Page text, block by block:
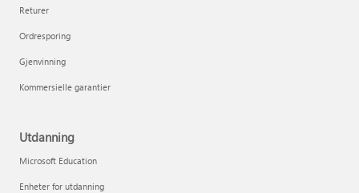
Returer
Ordresporing
Gjenvinning
Kommersielle garantier
Utdanning
Microsoft Education
Enheter for utdanning